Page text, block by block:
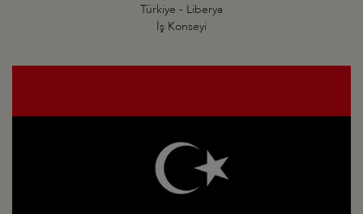
Türkiye - Liberya
İş Konseyi